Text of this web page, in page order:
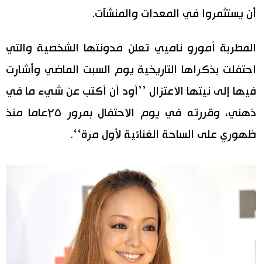
أن يستثمروا في المعدات والمنشآت.
المطربة أمورو ناميي تعلن مدونتها الشخصية والتي
احتفلت بذكراها التاريخية يوم السبت الماضي وأشارت
فيها إلى نيتها الاعتزال ’’أود أن أكتب عن شيء ما في
ذهني، وقررته في يوم الاحتفال بمرور ۲٥عاما منذ
ظهوري على الساحة الغنائية لأول مرة‘‘.